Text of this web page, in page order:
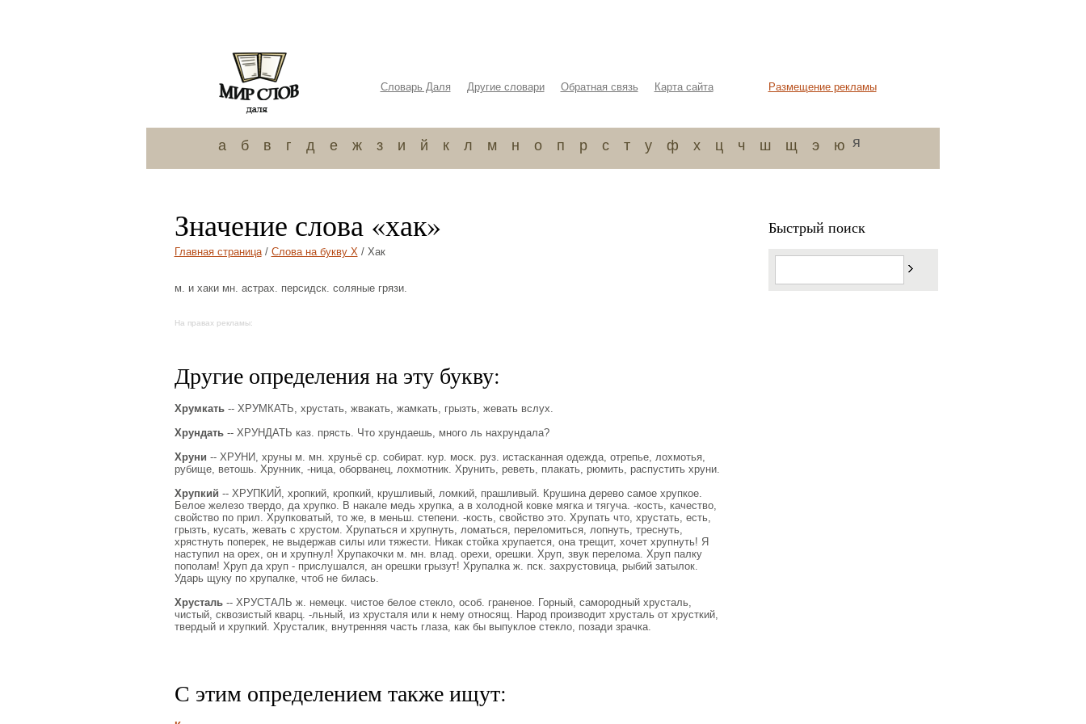
Словарь Даля Другие словари Обратная связь Карта сайта Размещение рекламы
а б в г д е ж з и й к л м н о п р с т у ф х ц ч ш щ э ю я
Значение слова «хак»
Главная страница/ Слова на букву Х/ Хак
м. и хаки мн. астрах. персидск. соляные грязи.
На правах рекламы:
Другие определения на эту букву:
Хрумкать-- ХРУМКАТЬ, хрустать, жвакать, жамкать, грызть, жевать вслух.
Хрундать-- ХРУНДАТЬ каз. прясть. Что хрундаешь, много ль нахрундала?
Хруни -- ХРУНИ, хруны м. мн. хруньё ср. собират. кур. моск. руз. истасканная одежда, отрепье, лохмотья,
рубище, ветошь. Хрунник, -ница, оборванец, лохмотник. Хрунить, реветь, плакать, рюмить, распустить хруни.
Хрупкий -- ХРУПКИЙ, хропкий, кропкий, крушливый, ломкий, прашливый. Крушина дерево самое хрупкое.
Белое железо твердо, да хрупко. В накале медь хрупка, а в холодной ковке мягка и тягуча. -кость, качество,
свойство по прил. Хрупковатый, то же, в меньш. степени. -кость, свойство это. Хрупать что, хрустать, есть,
грызть, кусать, жевать с хрустом. Хрупаться и хрупнуть, ломаться, переломиться, лопнуть, треснуть,
хрястнуть поперек, не выдержав силы или тяжести. Никак стойка хрупается, она трещит, хочет хрупнуть! Я
наступил на орех, он и хрупнул! Хрупакочки м. мн. влад. орехи, орешки. Хруп, звук перелома. Хруп палку
пополам! Хруп да хруп - прислушался, ан орешки грызут! Хрупалка ж. пск. захрустовица, рыбий затылок.
Ударь щуку по хрупалке, чтоб не билась.
Хрусталь-- ХРУСТАЛЬ ж. немецк. чистое белое стекло, особ. граненое. Горный, самородный хрусталь,
чистый, сквозистый кварц. -льный, из хрусталя или к нему относящ. Народ производит хрусталь от хрусткий,
твердый и хрупкий. Хрусталик, внутренняя часть глаза, как бы выпуклое стекло, позади зрачка.
С этим определением также ищут:
Быстрый поиск